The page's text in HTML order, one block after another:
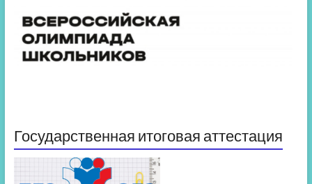
Государственная итоговая аттестация